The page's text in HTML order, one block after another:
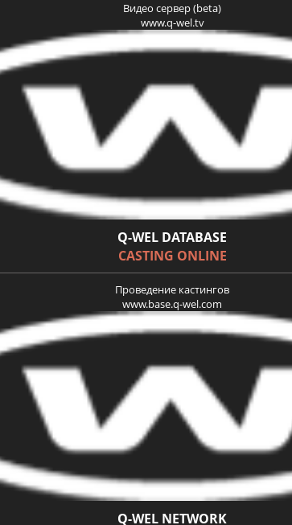
Видео сервер (beta)
www.q-wel.tv
Q-WEL DATABASE
CASTING ONLINE
Проведение кастингов
www.base.q-wel.com
Q-WEL NETWORK